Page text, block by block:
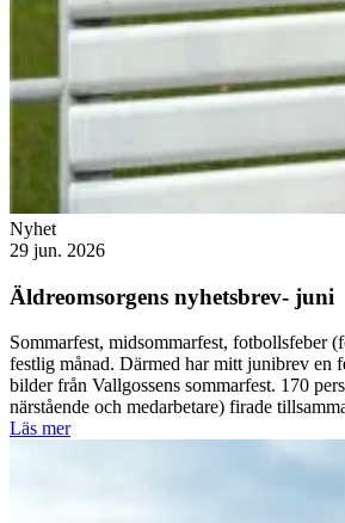
Nyhet
29 jun. 2026
Äldreomsorgens nyhetsbrev- juni
Sommarfest, midsommarfest, fotbollsfeber
festlig månad. Därmed har mitt junibrev en
bilder från Vallgossens sommarfest. 170
närstående och medarbetare) firade
Läs mer